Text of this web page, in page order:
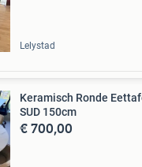
Lelystad
Keramisch Ronde
SUD 150cm
€ 700,00